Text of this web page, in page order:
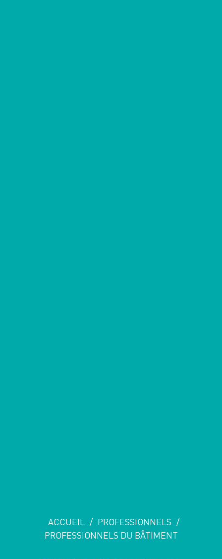
ACCUEIL / PROFESSIONNELS
/
PROFESSIONNELS DU BÂTIMENT